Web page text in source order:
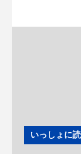
いっしょに